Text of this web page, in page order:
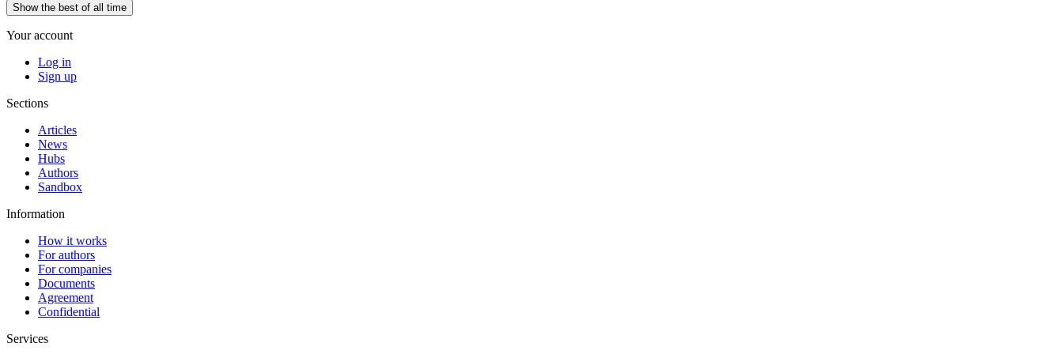
Show the best of all time
Your account
Log in
Sign up
Sections
Articles
News
Hubs
Authors
Sandbox
Information
How it works
For authors
For companies
Documents
Agreement
Confidential
Services